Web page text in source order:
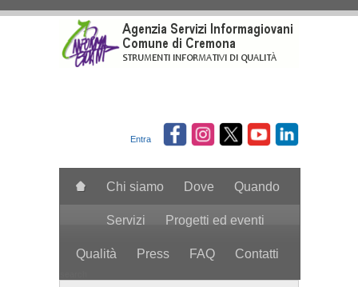
Entra
Chi siamo Dove Quando
Servizi Progetti ed eventi
Qualità Press FAQ Contatti